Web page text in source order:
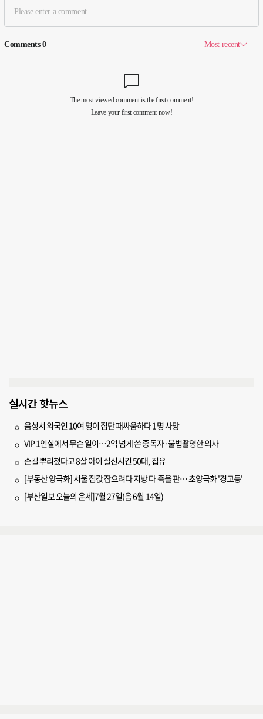
실시간 핫뉴스
음성서 외국인 10여 명이 집단 패싸움하다 1명 사망
VIP 1인실에서 무슨 일이…2억 넘게 쓴 중독자·불법촬영한 의사
손길 뿌리쳤다고 8살 아이 실신시킨 50대, 집유
[부동산 양극화] 서울 집값 잡으려다 지방 다 죽을 판… 초양극화 '경고등'
[부산일보 오늘의 운세]7월 27일(음 6월 14일)